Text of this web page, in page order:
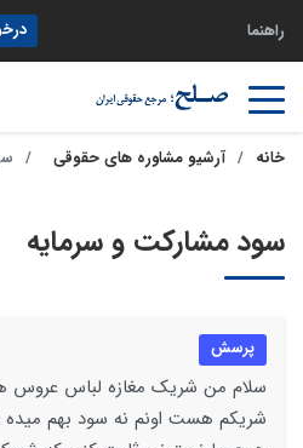
راهنما
خانه آرشیو مشاوره های حقوقی
سود مشارکت و سرمایه
پرسش
سلام من شریک مغازه لباس عروس
شریکم هست اونم نه سود بهم میده